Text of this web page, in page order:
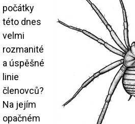
počátky
této dnes
velmi
rozmanité
a úspěšné
linie
členovců?
Na jejím
opačném